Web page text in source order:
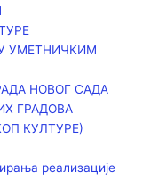
УМЕТНИЧКИМ
НОВОГ САДА
ГРАДОВА
КУЛТУРЕ)
реализације